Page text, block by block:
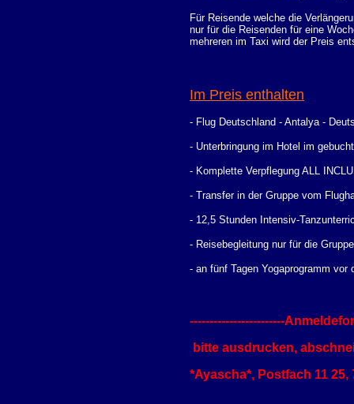
Für Reisende welche die
nur für die Reisenden für eine
mehreren im Taxi wird der Preis
Im Preis enthalten
- Flug Deutschland - Antalya -
- Unterbringung im Hotel im
- Komplette Verpflegung ALL
- Transfer in der Gruppe vom
- 12,5 Stunden Intensiv-
- Reisebegleitung nur für die Gruppe
- an fünf Tagen Yogaprogramm vor
------------------------
bitte ausdrucken,
*Ayascha*, Postfach 11 25,